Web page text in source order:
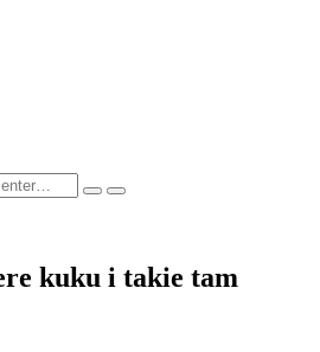
kuku i takie tam